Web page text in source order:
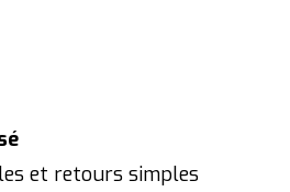
et retours simples